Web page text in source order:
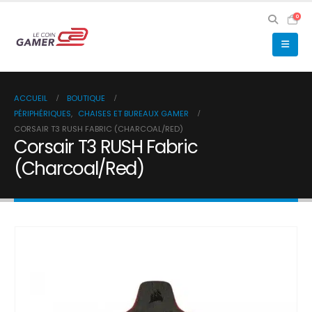
0
ACCUEIL
BOUTIQUE
PÉRIPHÉRIQUES, CHAISES ET BUREAUX GAMER
CORSAIR T3 RUSH FABRIC (CHARCOAL/RED)
Corsair T3 RUSH Fabric
(Charcoal/Red)